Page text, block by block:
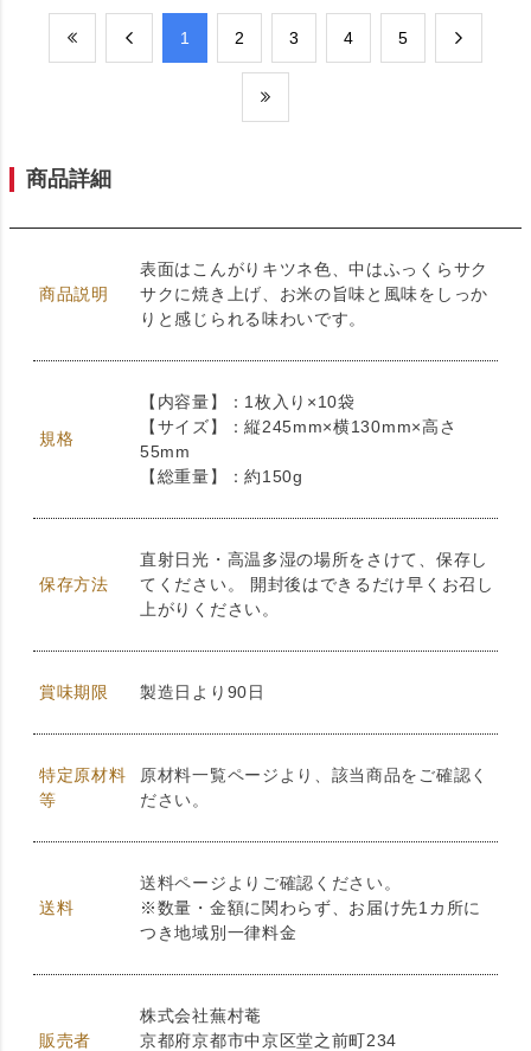
​1 ​2 ​3 ​4 ​5
商品詳細
商品説明
表面はこんがりキツネ色、中はふっくらサク
サクに焼き上げ、お米の旨味と風味をしっか
りと感じられる味わいです。
規格
【内容量】：1枚入り×10袋
【サイズ】：縦245mm×横130mm×高さ
55mm
【総重量】：約150g
保存方法
直射日光・高温多湿の場所をさけて、保存し
てください。 開封後はできるだけ早くお召し
上がりください。
賞味期限 製造日より90日
特定原材料
等
原材料一覧ページより、該当商品をご確認く
ださい。
送料
送料ページよりご確認ください。
※数量・金額に関わらず、お届け先1カ所に
つき地域別一律料金
販売者
株式会社蕪村菴
京都府京都市中京区堂之前町234